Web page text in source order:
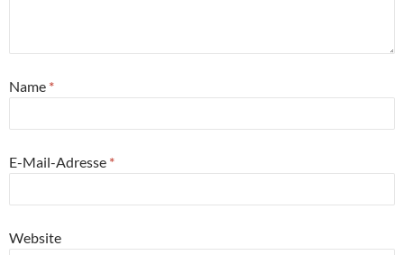
Name *
E-Mail-Adresse *
Website